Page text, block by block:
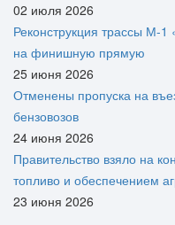
02 июля 2026
Реконструкция трассы М-
на финишную прямую
25 июня 2026
Отменены пропуска на
бензовозов
24 июня 2026
Правительство взяло на
топливо и обеспечением
23 июня 2026